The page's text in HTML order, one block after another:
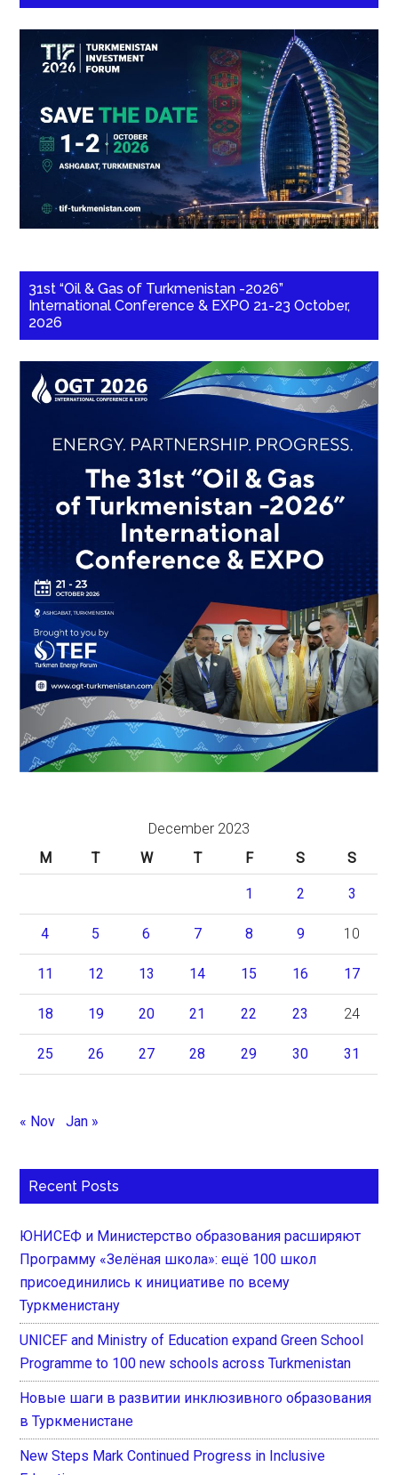
31st “Oil & Gas of Turkmenistan -2026”
International Conference & EXPO 21-23 October,
2026
December 2023
M
T W T F S S
1 2 3
4 5 6 7 8 9 10
11 12 13 14 15 16 17
18 19 20 21 22 23 24
25 26 27 28 29 30 31
« Nov Jan »
Recent Posts
ЮНИСЕФ и Министерство образования расширяют
Программу «Зелёная школа»: ещё 100 школ
присоединились к инициативе по всему
Туркменистану
UNICEF and Ministry of Education expand Green School
Programme to 100 new schools across Turkmenistan
Новые шаги в развитии инклюзивного образования
в Туркменистане
New Steps Mark Continued Progress in Inclusive